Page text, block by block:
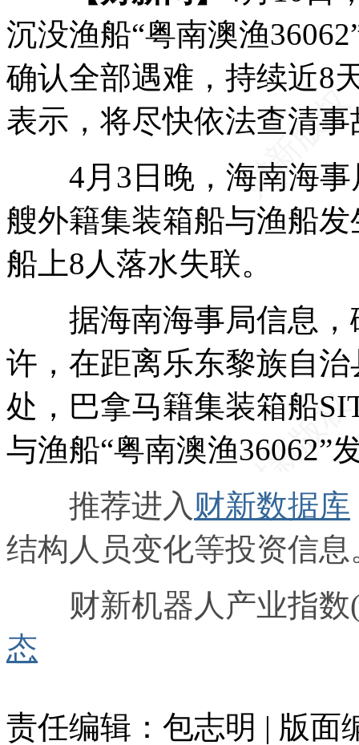
沉没渔船“粤南澳渔
确认全部遇难，持续近8
表示，将尽快依法查清
4月3日晚，海南海事
艘外籍集装箱船与渔船
船上8人落水失联。
据海南海事局信息，
许，在距离乐东黎族自
处，巴拿马籍集装箱船
与渔船“粤南澳渔36062”
推荐进入 财新数据库
结构人员变化等投资信息
财新机器人产业指数
态
责任编辑：包志明 | 版面